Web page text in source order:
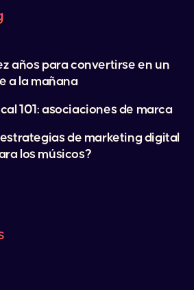
años para convertirse en un
a la mañana
101: asociaciones de marca
de marketing digital
los músicos?